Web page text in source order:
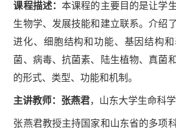
课程描述：本课程的主要目的是让学
生物学、发展技能和建立联系。介绍
进化、细胞结构和功能、基因结构
菌、病毒、抗菌素、陆生植物、真菌
的形式、类型、功能和机制。
主讲教师： 张燕君， 山东大学生命科
张燕君教授主持国家和山东省的多项